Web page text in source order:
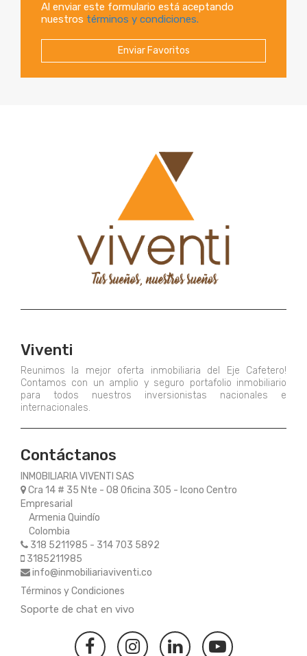
Al enviar este formulario está aceptando
nuestros términos y condiciones.
Enviar Favoritos
Viventi
Reunimos la mejor oferta inmobiliaria del Eje Cafetero!
Contamos con un amplio y seguro portafolio inmobiliario
para todos nuestros inversionistas nacionales e
internacionales.
Contáctanos
INMOBILIARIA VIVENTI SAS
Cra 14 # 35 Nte - 08 Oficina 305 - Icono Centro
Empresarial
Armenia Quindío
Colombia
318 5211985 - 314 703 5892
3185211985
info@inmobiliariaviventi.co
Términos y Condiciones
Soporte de chat en vivo